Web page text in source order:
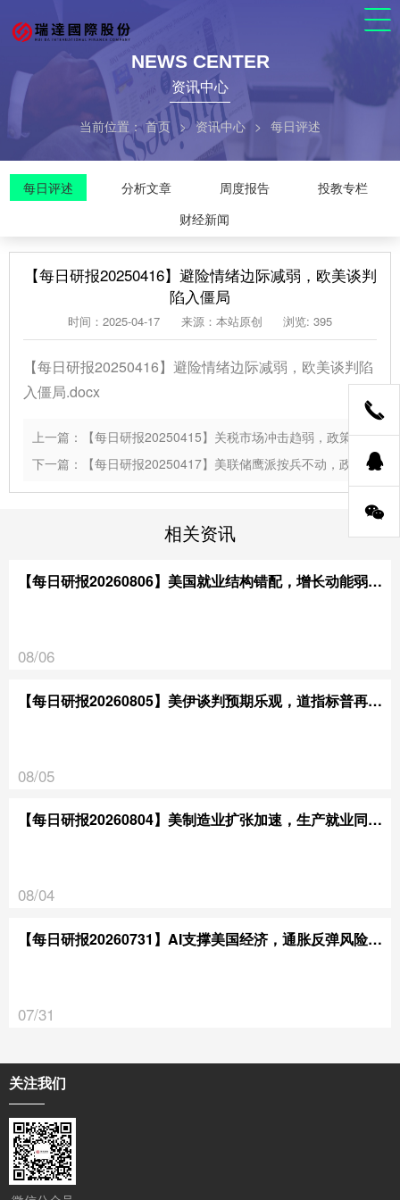
NEWS CENTER
资讯中心
当前位置：首页 > 资讯中心 > 每日评述
每日评述 分析文章 周度报告
投教专栏
财经新闻
【每日研报20250416】避险情绪边际减弱，欧美谈判
陷入僵局
时间：2025-04-17 来源：本站原创 浏览: 395
【每日研报20250416】避险情绪边际减弱，欧美谈判陷
入僵局.docx
上一篇：【每日研报20250415】关税市场冲击趋弱，政策反复隐忧仍存
相关资讯
【每日研报20260806】美国就业结构错配，增长动能弱于预期
08/06
【每日研报20260805】美伊谈判预期乐观，道指标普再创新高
08/05
【每日研报20260804】美制造业扩张加速，生产就业同步走强
08/04
【每日研报20260731】AI支撑美国经济，通胀反弹风险未消
07/31
关注我们